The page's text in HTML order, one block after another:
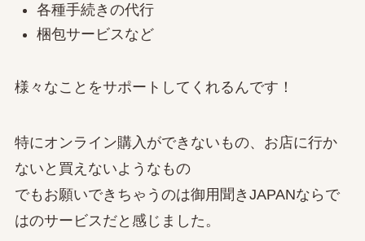
各種手続きの代行
梱包サービスなど
様々なことをサポートしてくれるんです！
特にオンライン購入ができないもの、お店に行か
ないと買えないようなもの
でもお願いできちゃうのは御用聞きJAPANならで
はのサービスだと感じました。